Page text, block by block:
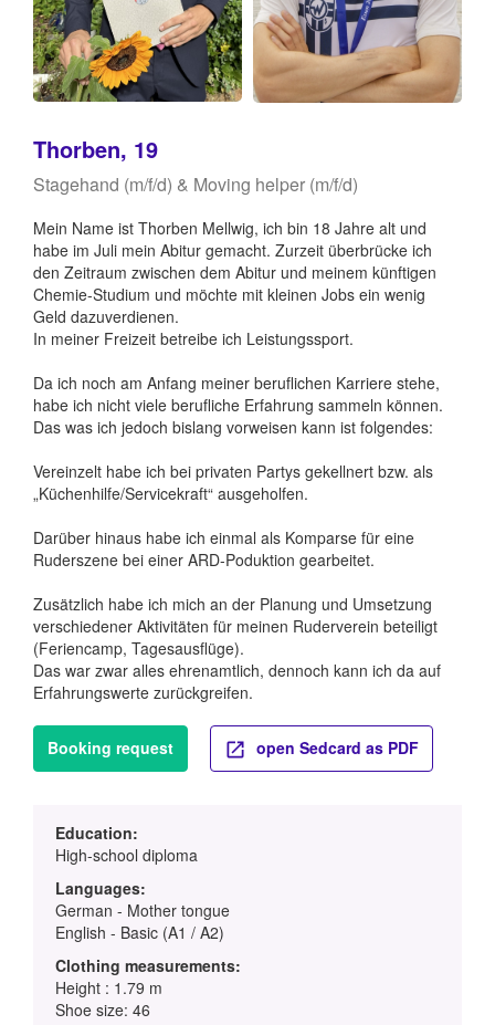
Thorben, 19
Stagehand (m/f/d) & Moving helper (m/f/d)
Mein Name ist Thorben Mellwig, ich bin 18 Jahre alt und
habe im Juli mein Abitur gemacht. Zurzeit überbrücke ich
den Zeitraum zwischen dem Abitur und meinem künftigen
Chemie-Studium und möchte mit kleinen Jobs ein wenig
Geld dazuverdienen.
In meiner Freizeit betreibe ich Leistungssport.
Da ich noch am Anfang meiner beruflichen Karriere stehe,
habe ich nicht viele berufliche Erfahrung sammeln können.
Das was ich jedoch bislang vorweisen kann ist folgendes:
Vereinzelt habe ich bei privaten Partys gekellnert bzw. als
„Küchenhilfe/Servicekraft“ ausgeholfen.
Darüber hinaus habe ich einmal als Komparse für eine
Ruderszene bei einer ARD-Poduktion gearbeitet.
Zusätzlich habe ich mich an der Planung und Umsetzung
verschiedener Aktivitäten für meinen Ruderverein beteiligt
(Feriencamp, Tagesausflüge).
Das war zwar alles ehrenamtlich, dennoch kann ich da auf
Erfahrungswerte zurückgreifen.
Booking request open Sedcard as PDF
Education:
High-school diploma
Languages:
German - Mother tongue
English - Basic (A1 / A2)
Clothing measurements:
Height : 1.79 m
Shoe size: 46